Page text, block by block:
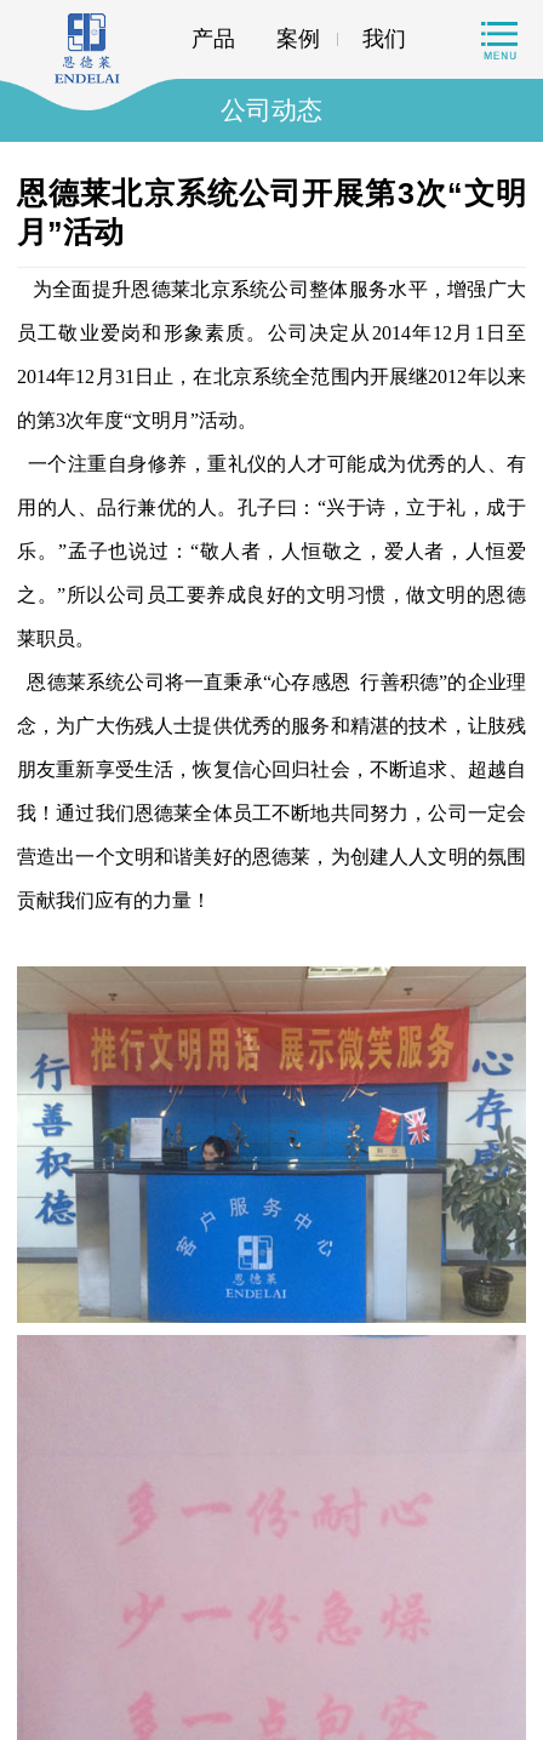
产品 案例 我们
公司动态
恩德莱北京系统公司开展第3次“文明
月”活动
为全面提升恩德莱北京系统公司整体服务水平，增强广大
员工敬业爱岗和形象素质。公司决定从2014年12月1日至
2014年12月31日止，在北京系统全范围内开展继2012年以来
的第3次年度“文明月”活动。
一个注重自身修养，重礼仪的人才可能成为优秀的人、有
用的人、品行兼优的人。孔子曰：“兴于诗，立于礼，成于
乐。”孟子也说过：“敬人者，人恒敬之，爱人者，人恒爱
之。”所以公司员工要养成良好的文明习惯，做文明的恩德
莱职员。
恩德莱系统公司将一直秉承“心存感恩 行善积德”的企业理
念，为广大伤残人士提供优秀的服务和精湛的技术，让肢残
朋友重新享受生活，恢复信心回归社会，不断追求、超越自
我！通过我们恩德莱全体员工不断地共同努力，公司一定会
营造出一个文明和谐美好的恩德莱，为创建人人文明的氛围
贡献我们应有的力量！